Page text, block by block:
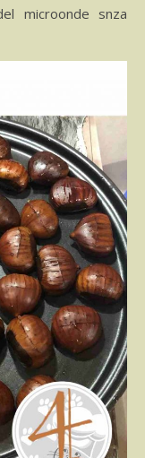
microonde snza